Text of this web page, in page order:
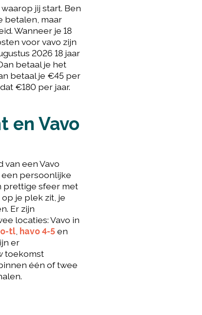
jij start. Ben
betalen, maar
Wanneer je 18
voor vavo zijn
2026 18 jaar
betaal je het
betaal je €45 per
€180 per jaar.
en Vavo
een Vavo
een persoonlijke
prettige sfeer met
je plek zit, je
Er zijn
locaties: Vavo in
tl havo 4-5en
er
toekomst
één of twee